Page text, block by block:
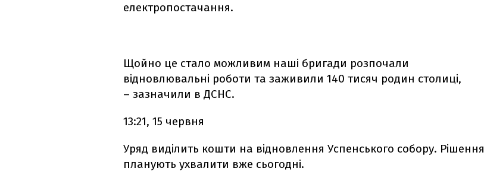
електропостачання.
Щойно це стало можливим наші бригади розпочали
відновлювальні роботи та заживили 140 тисяч родин столиці,
– зазначили в ДСНС.
13:21, 15 червня
Уряд виділить кошти на відновлення Успенського собору. Рішення
планують ухвалити вже сьогодні.